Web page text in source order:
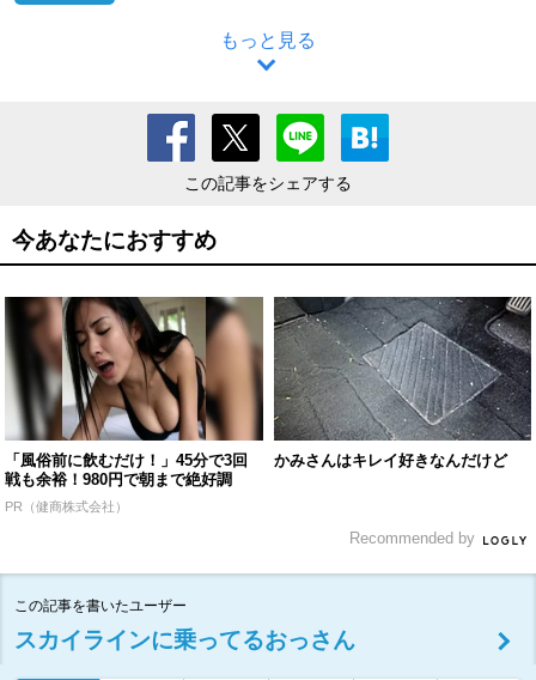
もっと見る
この記事をシェアする
今あなたにおすすめ
「風俗前に飲むだけ！」45分で3回
戦も余裕！980円で朝まで絶好調
PR（健商株式会社）
かみさんはキレイ好きなんだけど
Recommended by
この記事を書いたユーザー
スカイラインに乗ってるおっさん